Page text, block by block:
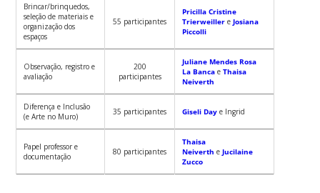
Brincar/brinquedos,
seleção de materiais e
organização dos
espaços
55 participantes
Pricilla Cristine
Trierweiller eJosiana
Piccolli
Observação, registro e
avaliação
200
participantes
Juliane Mendes Rosa
La Banca eThaisa
Neiverth
Diferença e Inclusão
(e Arte no Muro)
35 participantes Giseli Day e Ingrid
Papel professor e
documentação
80 participantes
Thaisa
Neiverth eJucilaine
Zucco